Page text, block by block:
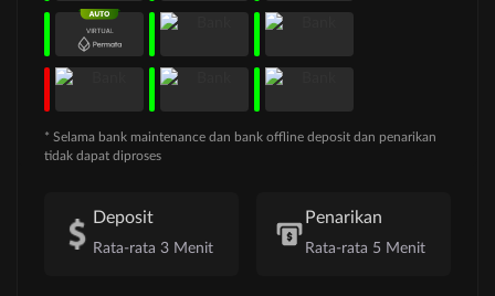
* Selama bank maintenance dan bank offline deposit dan penarikan
tidak dapat diproses
Deposit
Rata-rata 3 Menit
Penarikan
Rata-rata 5 Menit